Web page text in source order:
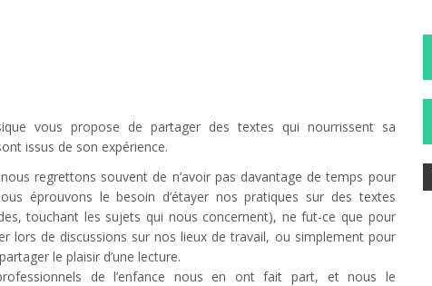
vous propose de partager des textes qui nourrissent sa
issus de son expérience.
nous regrettons souvent de n’avoir pas davantage de temps pour
éprouvons le besoin d’étayer nos pratiques sur des textes
touchant les sujets qui nous concernent), ne fut-ce que pour
lors de discussions sur nos lieux de travail, ou simplement pour
le plaisir d’une lecture.
de l’enfance nous en ont fait part, et nous le